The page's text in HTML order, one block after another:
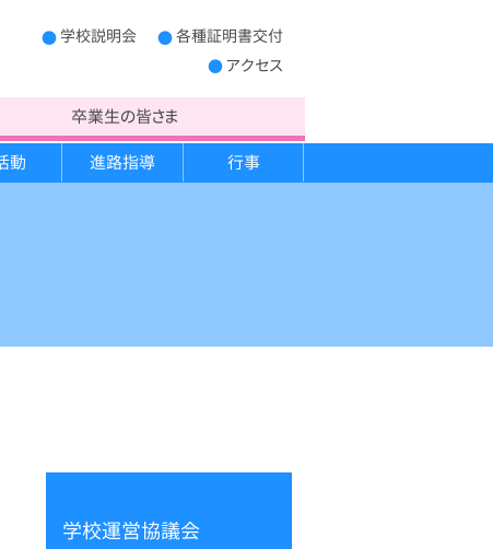
学校説明会
各種証明書交付
アクセス
卒業生の皆さま
動 進路指導 行事
学校運営協議会